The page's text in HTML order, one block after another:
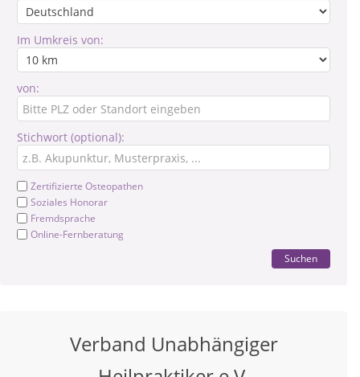
Im Umkreis von:
von:
Stichwort (optional):
Zertifizierte Osteopathen
Soziales Honorar
Fremdsprache
Online-Fernberatung
Suchen
Verband Unabhängiger